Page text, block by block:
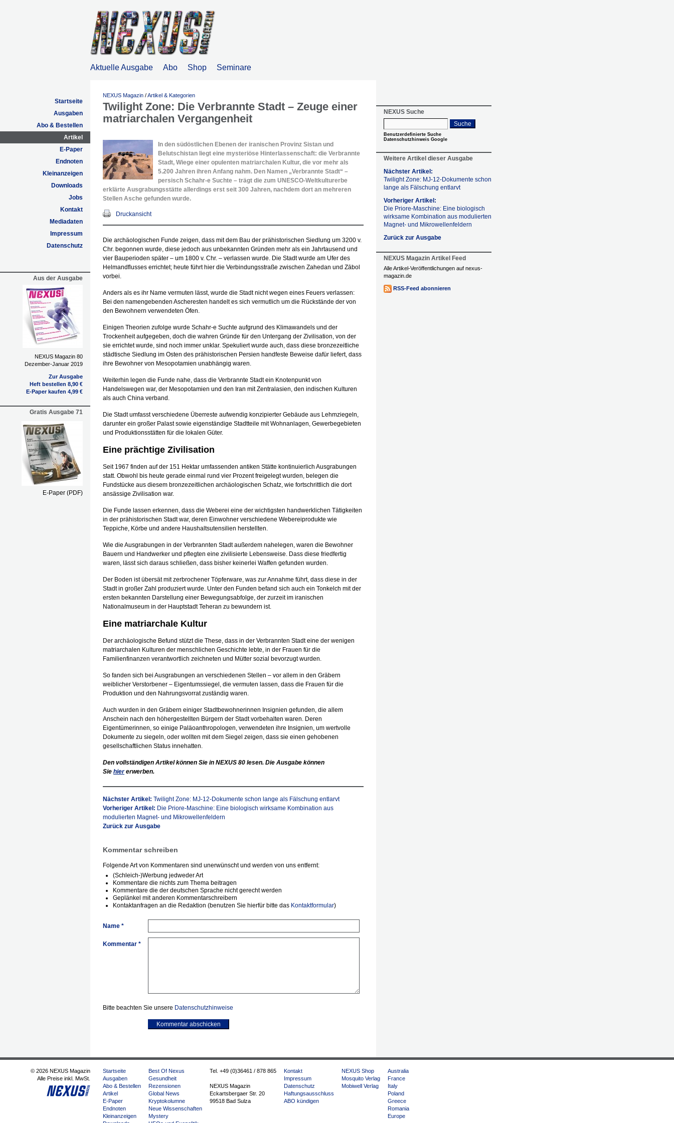
Aktuelle Ausgabe Abo Shop Seminare
Startseite
Ausgaben
Abo & Bestellen
Artikel
E-Paper
Endnoten
Kleinanzeigen
Downloads
Jobs
Kontakt
Mediadaten
Impressum
Datenschutz
Aus der Ausgabe
NEXUS Magazin 80
Dezember-Januar 2019
Zur Ausgabe
Heft bestellen 8,90 €
E-Paper kaufen 4,99 €
Gratis Ausgabe 71
E-Paper (PDF)
NEXUS Magazin /Artikel & Kategorien
Twilight Zone: Die Verbrannte Stadt – Zeuge einer
matriarchalen Vergangenheit
In den südöstlichen Ebenen der iranischen Provinz Sistan und
Belutschistan liegt eine mysteriöse Hinterlassenschaft: die Verbrannte
Stadt, Wiege einer opulenten matriarchalen Kultur, die vor mehr als
5.200 Jahren ihren Anfang nahm. Den Namen „Verbrannte Stadt“ –
persisch Schahr-e Suchte – trägt die zum UNESCO-Weltkulturerbe
erklärte Ausgrabungsstätte allerdings erst seit 300 Jahren, nachdem dort an mehreren
Stellen Asche gefunden wurde.
Druckansicht
Die archäologischen Funde zeigen, dass mit dem Bau der prähistorischen Siedlung um 3200 v.
Chr. begonnen wurde, diese jedoch aus unbekannten Gründen mehr als ein Jahrtausend und
vier Bauperioden später – um 1800 v. Chr. – verlassen wurde. Die Stadt wurde am Ufer des
Helmandflusses errichtet; heute führt hier die Verbindungsstraße zwischen Zahedan und Zābol
vorbei.
Anders als es ihr Name vermuten lässt, wurde die Stadt nicht wegen eines Feuers verlassen:
Bei den namengebenden Ascheresten handelt es sich vermutlich um die Rückstände der von
den Bewohnern verwendeten Öfen.
Einigen Theorien zufolge wurde Schahr-e Suchte aufgrund des Klimawandels und der
Trockenheit aufgegeben, doch die wahren Gründe für den Untergang der Zivilisation, von der
sie errichtet wurde, sind noch immer unklar. Spekuliert wurde auch, dass diese bronzezeitliche
städtische Siedlung im Osten des prähistorischen Persien handfeste Beweise dafür liefert, dass
ihre Bewohner von Mesopotamien unabhängig waren.
Weiterhin legen die Funde nahe, dass die Verbrannte Stadt ein Knotenpunkt von
Handelswegen war, der Mesopotamien und den Iran mit Zentralasien, den indischen Kulturen
als auch China verband.
Die Stadt umfasst verschiedene Überreste aufwendig konzipierter Gebäude aus Lehmziegeln,
darunter ein großer Palast sowie eigenständige Stadtteile mit Wohnanlagen, Gewerbegebieten
und Produktionsstätten für die lokalen Güter.
Eine prächtige Zivilisation
Seit 1967 finden auf der 151 Hektar umfassenden antiken Stätte kontinuierlich Ausgrabungen
statt. Obwohl bis heute gerade einmal rund vier Prozent freigelegt wurden, belegen die
Fundstücke aus diesem bronzezeitlichen archäologischen Schatz, wie fortschrittlich die dort
ansässige Zivilisation war.
Die Funde lassen erkennen, dass die Weberei eine der wichtigsten handwerklichen Tätigkeiten
in der prähistorischen Stadt war, deren Einwohner verschiedene Webereiprodukte wie
Teppiche, Körbe und andere Haushaltsutensilien herstellten.
Wie die Ausgrabungen in der Verbrannten Stadt außerdem nahelegen, waren die Bewohner
Bauern und Handwerker und pflegten eine zivilisierte Lebensweise. Dass diese friedfertig
waren, lässt sich daraus schließen, dass bisher keinerlei Waffen gefunden wurden.
Der Boden ist übersät mit zerbrochener Töpferware, was zur Annahme führt, dass diese in der
Stadt in großer Zahl produziert wurde. Unter den Funden befand sich auch ein Tonkelch mit der
ersten bekannten Darstellung einer Bewegungsabfolge, der zurzeit im iranischen
Nationalmuseum in der Hauptstadt Teheran zu bewundern ist.
Eine matriarchale Kultur
Der archäologische Befund stützt die These, dass in der Verbrannten Stadt eine der wenigen
matriarchalen Kulturen der menschlichen Geschichte lebte, in der Frauen für die
Familienfinanzen verantwortlich zeichneten und Mütter sozial bevorzugt wurden.
So fanden sich bei Ausgrabungen an verschiedenen Stellen – vor allem in den Gräbern
weiblicher Verstorbener – Eigentumssiegel, die vermuten lassen, dass die Frauen für die
Produktion und den Nahrungsvorrat zuständig waren.
Auch wurden in den Gräbern einiger Stadtbewohnerinnen Insignien gefunden, die allem
Anschein nach den höhergestellten Bürgern der Stadt vorbehalten waren. Deren
Eigentümerinnen, so einige Paläoanthropologen, verwendeten ihre Insignien, um wertvolle
Dokumente zu siegeln, oder wollten mit dem Siegel zeigen, dass sie einen gehobenen
gesellschaftlichen Status innehatten.
Den vollständigen Artikel können Sie in NEXUS 80 lesen. Die Ausgabe können
Sie hiererwerben.
Nächster Artikel: Twilight Zone: MJ-12-Dokumente schon lange als Fälschung entlarvt
Vorheriger Artikel: Die Priore-Maschine: Eine biologisch wirksame Kombination aus
modulierten Magnet- und Mikrowellenfeldern
Zurück zur Ausgabe
Kommentar schreiben
Folgende Art von Kommentaren sind unerwünscht und werden von uns entfernt:
(Schleich-)Werbung jedweder Art
Kommentare die nichts zum Thema beitragen
Kommentare die der deutschen Sprache nicht gerecht werden
Geplänkel mit anderen Kommentarschreibern
Kontaktanfragen an die Redaktion (benutzen Sie hierfür bitte das Kontaktformular)
Name *
Kommentar *
Bitte beachten Sie unsere Datenschutzhinweise
Kommentar abschicken
NEXUS Suche
Suche
Benutzerdefinierte Suche
Datenschutzhinweis Google
Weitere Artikel dieser Ausgabe
Nächster Artikel:
Twilight Zone: MJ-12-Dokumente schon
lange als Fälschung entlarvt
Vorheriger Artikel:
Die Priore-Maschine: Eine biologisch
wirksame Kombination aus modulierten
Magnet- und Mikrowellenfeldern
Zurück zur Ausgabe
NEXUS Magazin Artikel Feed
Alle Artikel-Veröffentlichungen auf nexus-
magazin.de
RSS-Feed abonnieren
© 2026 NEXUS Magazin
Alle Preise inkl. MwSt.
Startseite
Ausgaben
Abo & Bestellen
Artikel
E-Paper
Endnoten
Kleinanzeigen
Best Of Nexus
Gesundheit
Rezensionen
Global News
Kryptokolumne
Neue Wissenschaften
Mystery
Tel. +49 (0)36461 / 878 865
NEXUS Magazin
Eckartsbergaer Str. 20
99518 Bad Sulza
Kontakt
Impressum
Datenschutz
Haftungsausschluss
ABO kündigen
NEXUS Shop
Mosquito Verlag
Mobiwell Verlag
Australia
France
Italy
Poland
Greece
Romania
Europe